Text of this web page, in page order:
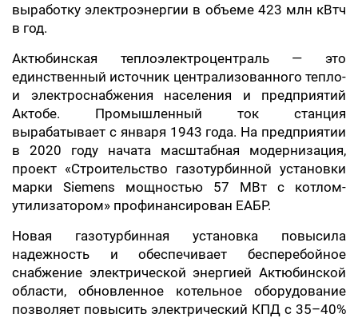
выработку электроэнергии в объеме 423 млн кВтч
в год.
Актюбинская теплоэлектроцентраль — это
единственный источник централизованного тепло-
и электроснабжения населения и предприятий
Актобе. Промышленный ток станция
вырабатывает с января 1943 года. На предприятии
в 2020 году начата масштабная модернизация,
проект «Строительство газотурбинной установки
марки Siemens мощностью 57 МВт с котлом-
утилизатором» профинансирован ЕАБР.
Новая газотурбинная установка повысила
надежность и обеспечивает бесперебойное
снабжение электрической энергией Актюбинской
области, обновленное котельное оборудование
позволяет повысить электрический КПД с 35–40%